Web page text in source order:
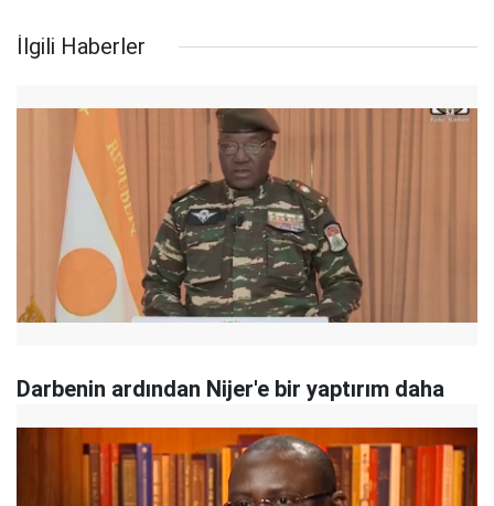
İlgili Haberler
Darbenin ardından Nijer'e bir yaptırım daha